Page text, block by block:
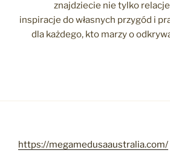
znajdziecie nie tylko
inspiracje do własnych przygód i
dla każdego, kto marzy o
https://megamedusaaustralia.com/